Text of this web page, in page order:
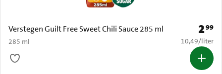
Verstegen Guilt Free Sweet Chili Sauce 285 ml
285 ml
Prijs:
299
€ 10,49 per
10,49/liter